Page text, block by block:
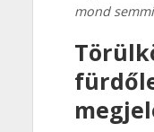
mond